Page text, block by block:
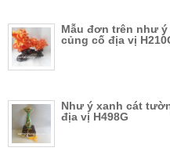
Mẫu đơn trên như
củng cố địa vị
Như ý xanh cát
địa vị H498G